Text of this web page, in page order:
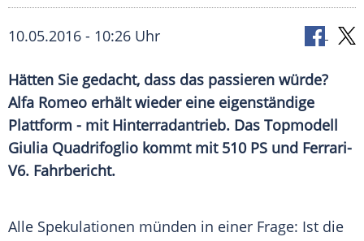
10.05.2016 - 10:26 Uhr
Hätten Sie gedacht, dass das passieren würde?
Alfa Romeo erhält wieder eine eigenständige
Plattform - mit Hinterradantrieb. Das Topmodell
Giulia Quadrifoglio kommt mit 510 PS und Ferrari-
V6. Fahrbericht.
Alle Spekulationen münden in einer Frage: Ist die